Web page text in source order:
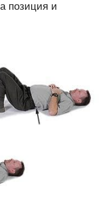
позиция и